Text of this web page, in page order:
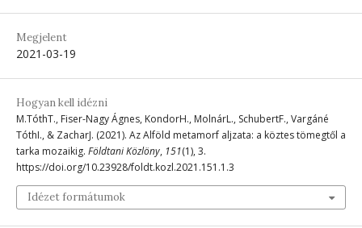
Megjelent
2021-03-19
Hogyan kell idézni
M.TóthT., Fiser-Nagy Ágnes, KondorH., MolnárL., SchubertF., Vargáné
TóthI., & ZacharJ. (2021). Az Alföld metamorf aljzata: a köztes tömegtől a
tarka mozaikig. Földtani Közlöny, 151(1), 3.
https://doi.org/10.23928/foldt.kozl.2021.151.1.3
Idézet formátumok